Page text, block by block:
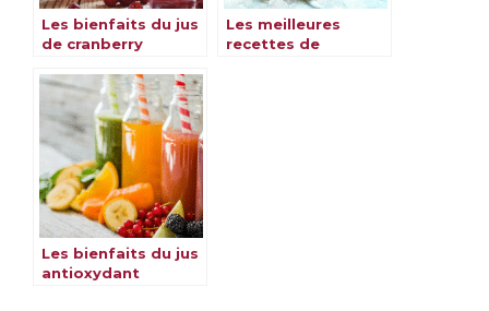
Les bienfaits du jus
de cranberry
Les meilleures
recettes de
Les bienfaits du jus
antioxydant